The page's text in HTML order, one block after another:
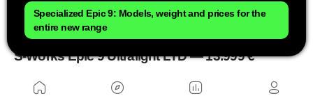
composants orientée vers une performance
maximale en compétition.
S-Works Epic 9 Ultralight LTD — 13.999 €
Specialized Epic 9: Models, weight and prices for the
entire new range